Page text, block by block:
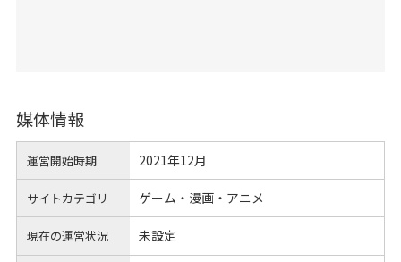
媒体情報
運営開始時期 2021年12月
サイトカテゴリ ゲーム・漫画・アニメ
現在の運営状況 未設定